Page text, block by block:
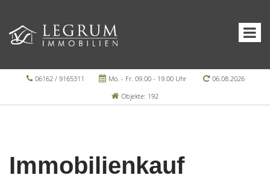
06162 / 9165311 Mo. - Fr. 09.00 - 19.00 Uhr
06.08.2026
Objekte: 192
Immobilienkauf